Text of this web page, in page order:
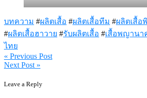
บทความ #ผลิตเสื้อ #ผลิตเสื้อทีม #ผลิตเสื้อ
#ผลิตเสื้อฮาวาย #รับผลิตเสื้อ #เสื้อพญานา
ไทย
แนะแนว
เรื่อง
« Previous Post
Next Post »
Leave a Reply